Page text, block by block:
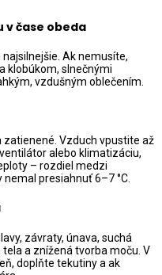
v čase obeda
najsilnejšie. Ak nemusíte,
klobúkom, slnečnými
vzdušným oblečením.
zatienené. Vzduch vpustite až
alebo klimatizáciu,
– rozdiel medzi
presiahnuť 6–7 °C.
závraty, únava, suchá
a znížená tvorba moču. V
doplňte tekutiny a ak